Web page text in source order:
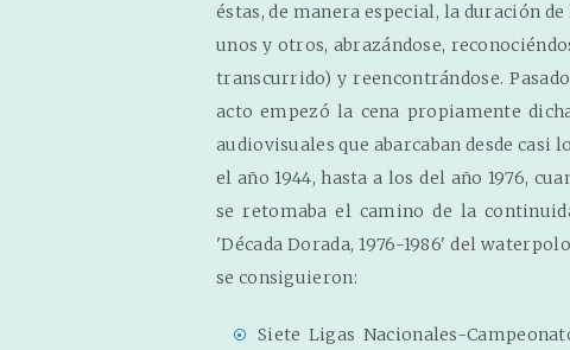
éstas, de manera especial, la duración
unos y otros, abrazándose,
transcurrido) y reencontrándose.
acto empezó la cena propiamente
audiovisuales que abarcaban desde
el año 1944, hasta a los del año 1976,
se retomaba el camino de la
'Década Dorada, 1976-1986' del
se consiguieron:
Siete Ligas Nacionales-